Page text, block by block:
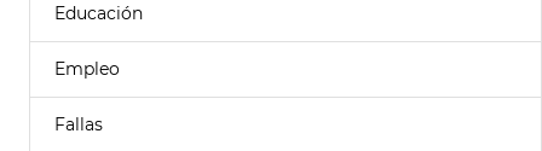
Educación
Empleo
Fallas